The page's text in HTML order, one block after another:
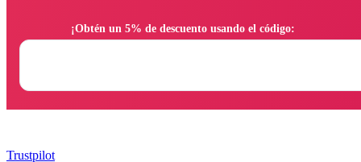
Trustpilot